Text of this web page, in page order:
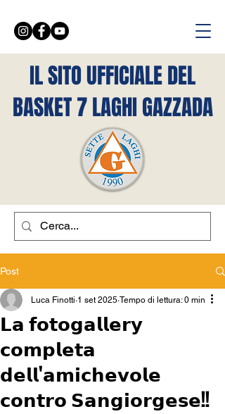
IL SITO UFFICIALE DEL
BASKET 7 LAGHI GAZZADA
Post
𝗟𝗮 𝗳𝗼𝘁𝗼𝗴𝗮𝗹𝗹𝗲𝗿𝘆
𝗰𝗼𝗺𝗽𝗹𝗲𝘁𝗮
𝗱𝗲𝗹𝗹'𝗮𝗺𝗶𝗰𝗵𝗲𝘃𝗼𝗹𝗲
𝗰𝗼𝗻𝘁𝗿𝗼 𝗦𝗮𝗻𝗴𝗶𝗼𝗿𝗴𝗲𝘀𝗲!!
Luca Finotti 1 set 2025 Tempo di lettura: 0 min